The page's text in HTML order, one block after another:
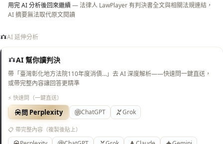
用完 AI 分析後回來繼續— 法律人 LawPlayer 有判決書全文與相關法規連結，
AI 摘要無法取代原文閱讀
AI 延伸分析
AI 幫你讀判決
帶「臺灣彰化地方法院110年度消債…」去 AI 深度解析——快速問一鍵直送，
或帶完整內容讓回答更精準
⚡ 快速問（一鍵直送）
問 Perplexity ChatGPT Grok
📋 帶完整內容（複製後貼上）